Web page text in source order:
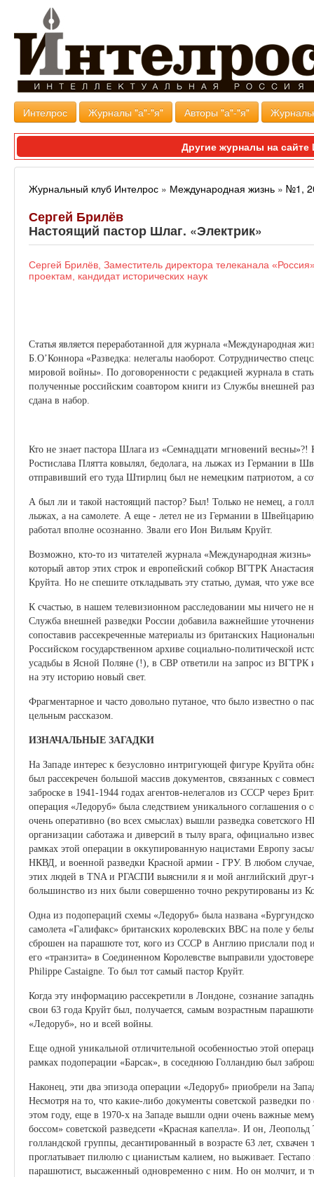
Интелрос Журналы "а"-"я" Авторы "а"-"я"
Другие журналы на
Журнальный клуб Интелрос » Международная жизнь » №1,
Сергей Брилёв
Настоящий пастор Шлаг. «Электрик»
Сергей Брилёв, Заместитель директора телеканала
проектам, кандидат исторических наук
Статья является переработанной для журнала «Международная
Б.O’Коннора «Разведка: нелегалы наоборот. Сотрудничество
мировой войны». По договоренности с редакцией журнала в
полученные российским соавтором книги из Службы внешней
сдана в набор.
Кто не знает пастора Шлага из «Семнадцати мгновений
Ростислава Плятта ковылял, бедолага, на лыжах из Германии в
отправивший его туда Штирлиц был не немецким патриотом, а
А был ли и такой настоящий пастор? Был! Только не немец, а
лыжах, а на самолете. А еще - летел не из Германии в
работал вполне осознанно. Звали его Ион Вильям Круйт.
Возможно, кто-то из читателей журнала «Международная
который автор этих строк и европейский собкор ВГТРК
Круйта. Но не спешите откладывать эту статью, думая, что уже
К счастью, в нашем телевизионном расследовании мы ничего не
Служба внешней разведки России добавила важнейшие
сопоставив рассекреченные материалы из британских
Российском государственном архиве социально-политической
усадьбы в Ясной Поляне (!), в СВР ответили на запрос из ВГТРК
на эту историю новый свет.
Фрагментарное и часто довольно путаное, что было известно о
цельным рассказом.
ИЗНАЧАЛЬНЫЕ ЗАГАДКИ
На Западе интерес к безусловно интригующей фигуре Круйта
был рассекречен большой массив документов, связанных с
заброске в 1941-1944 годах агентов-нелегалов из СССР через
операция «Ледоруб» была следствием уникального соглашения о
очень оперативно (во всех смыслах) вышли разведка советского
организации саботажа и диверсий в тылу врага, официально
рамках этой операции в оккупированную нацистами Европу
НКВД, и военной разведки Красной армии - ГРУ. В любом
этих людей в TNA и РГАСПИ выяснили я и мой английский друг-
большинство из них были совершенно точно рекрутированы из
Одна из подопераций схемы «Ледоруб» была названа
самолета «Галифакс» британских королевских ВВС на поле у
сброшен на парашюте тот, кого из СССР в Англию прислали
его «транзита» в Соединенном Королевстве выправили
Philippe Cаstaigne. То был тот самый пастор Круйт.
Когда эту информацию рассекретили в Лондоне, сознание
свои 63 года Круйт был, получается, самым возрастным
«Ледоруб», но и всей войны.
Еще одной уникальной отличительной особенностью этой
рамках подоперации «Барсак», в соседнюю Голландию был
Наконец, эти два эпизода операции «Ледоруб» приобрели на
Несмотря на то, что какие-либо документы советской разведки
этом году, еще в 1970-х на Западе вышли одни очень важные
боссом» советской разведсети «Красная капелла». И он,
голландской группы, десантированный в возрасте 63 лет,
проглатывает пилюлю с цианистым калием, но выживает. Гестапо
парашютист, высаженный одновременно с ним. Но он молчит, и